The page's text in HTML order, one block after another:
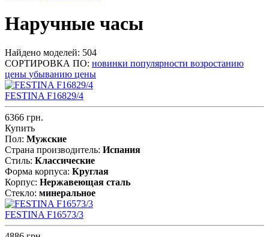
Наручные часы
Найдено моделей: 504
СОРТИРОВКА ПО: новинки популярности возростанию
цены убыванию цены
FESTINA F16829/4
6366 грн.
Купить
Пол: Мужские
Страна производитель: Испания
Стиль: Классические
Форма корпуса: Круглая
Корпус: Нержавеющая cталь
Стекло: минеральное
FESTINA F16573/3